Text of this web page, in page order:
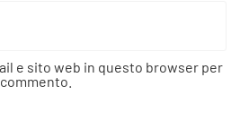
e sito web in questo browser per